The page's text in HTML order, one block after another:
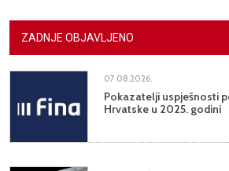
ZADNJE OBJAVLJENO
07.08.2026.
Pokazatelji uspješnosti
Hrvatske u 2025. godini